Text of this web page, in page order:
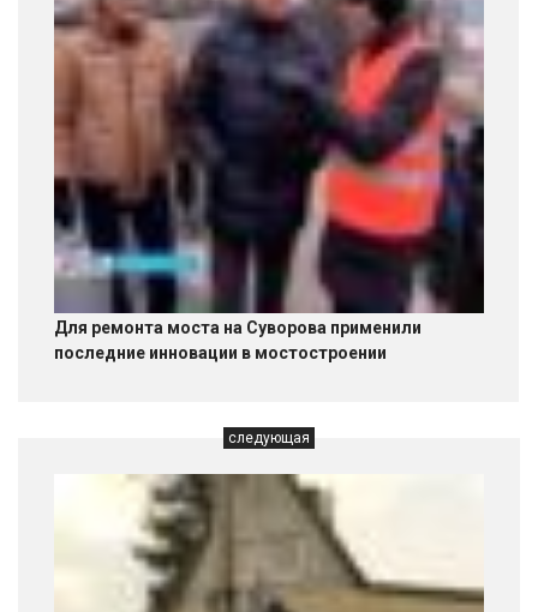
Для ремонта моста на Суворова применили
последние инновации в мостостроении
следующая